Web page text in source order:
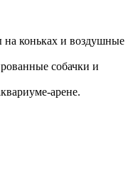
на коньках и воздушные
собачки и
арене.